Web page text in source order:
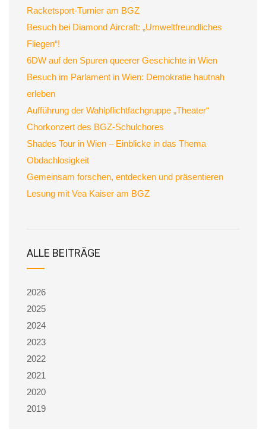
Racketsport-Turnier am BGZ
Besuch bei Diamond Aircraft: „Umweltfreundliches
Fliegen“!
6DW auf den Spuren queerer Geschichte in Wien
Besuch im Parlament in Wien: Demokratie hautnah
erleben
Aufführung der Wahlpflichtfachgruppe „Theater“
Chorkonzert des BGZ-Schulchores
Shades Tour in Wien – Einblicke in das Thema
Obdachlosigkeit
Gemeinsam forschen, entdecken und präsentieren
Lesung mit Vea Kaiser am BGZ
ALLE BEITRÄGE
2026
2025
2024
2023
2022
2021
2020
2019